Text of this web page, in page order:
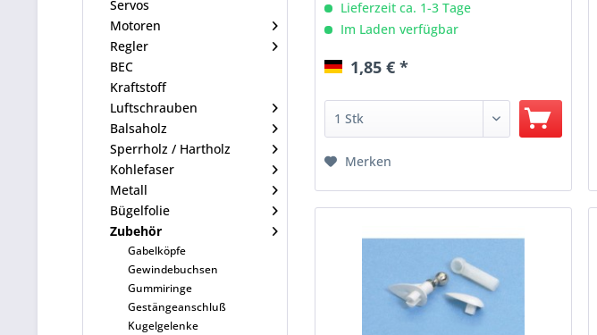
Servos
Motoren
Regler
BEC
Kraftstoff
Luftschrauben
Balsaholz
Sperrholz / Hartholz
Kohlefaser
Metall
Bügelfolie
Zubehör
Gabelköpfe
Gewindebuchsen
Gummiringe
Gestängeanschluß
Kugelgelenke
Lieferzeit ca. 1-3 Tage
Im Laden verfügbar
1,85 € *
Merken